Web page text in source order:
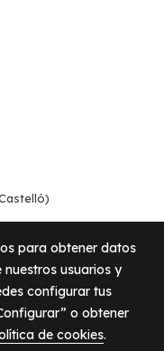
para obtener datos
usuarios y
configurar tus
o obtener
de cookies.